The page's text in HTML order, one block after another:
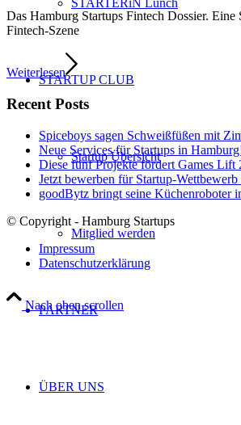
STARTERiN Lunch
STARTUP CLUB
Startup Übersicht
Mitglied werden
PARTNER
ÜBER UNS
Das Hamburg Startups Fintech Dossier.
Fintech-Szene
Weiterlesen
Recent Posts
Spiceboys sagen Schweißfüßen mit
Neue Services für Startups in
Diese fünf Projekte fördert Games Lift
Jetzt bewerben für Startup-
goodBytz bringt seine Küchenroboter
© Copyright - Hamburg Startups
Impressum
Datenschutzerklärung
Nach oben scrollen